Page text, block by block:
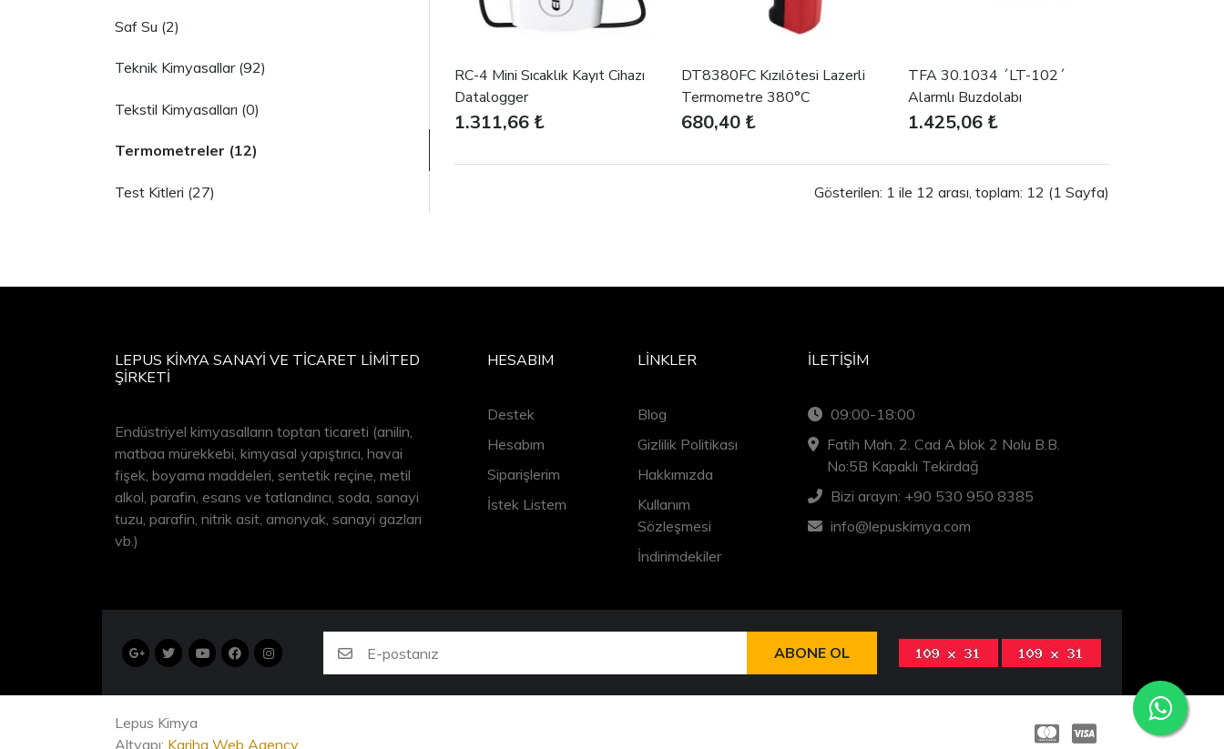
RC-4 Mini Sıcaklık Kayıt Cihazı
Datalogger
1.311,66 ₺
DT8380FC Kızılötesi Lazerli
Termometre 380°C
680,40 ₺
TFA 30.1034 ´LT-102´
Alarmlı Buzdolabı
Termometresi
1.425,06 ₺
Gösterilen: 1 ile 12 arası, toplam: 12 (1 Sayfa)
Saf Su (2)
Teknik Kimyasallar (92)
Tekstil Kimyasalları (0)
Termometreler (12)
Test Kitleri (27)
LEPUS KİMYA SANAYİ VE TİCARET LİMİTED
ŞİRKETİ
Endüstriyel kimyasalların toptan ticareti (anilin,
matbaa mürekkebi, kimyasal yapıştırıcı, havai
fişek, boyama maddeleri, sentetik reçine, metil
alkol, parafin, esans ve tatlandırıcı, soda, sanayi
tuzu, parafin, nitrik asit, amonyak, sanayi gazları
vb.)
HESABIM
Destek
Hesabım
Siparişlerim
İstek Listem
LINKLER
Blog
Gizlilik Politikası
Hakkımızda
Kullanım
Sözleşmesi
İndirimdekiler
İLETIŞIM
09:00-18:00
Fatih Mah. 2. Cad A blok 2 Nolu B.B.
No:5B Kapaklı Tekirdağ
Bizi arayın: +90 530 950 8385
info@lepuskimya.com
ABONE OL
Lepus Kimya
Altyapı: Kariha Web Agency